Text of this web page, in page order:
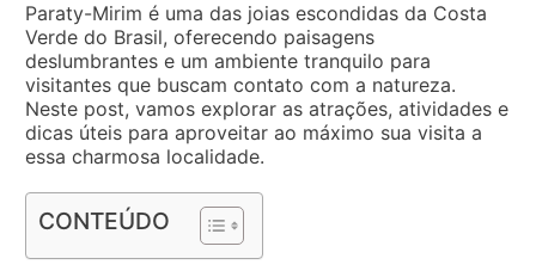
Paraty-Mirim é uma das joias escondidas da Costa
Verde do Brasil, oferecendo paisagens
deslumbrantes e um ambiente tranquilo para
visitantes que buscam contato com a natureza.
Neste post, vamos explorar as atrações, atividades e
dicas úteis para aproveitar ao máximo sua visita a
essa charmosa localidade.
CONTEÚDO